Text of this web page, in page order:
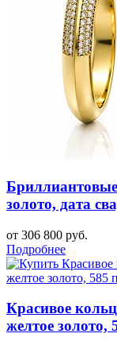
золото, дата
от 306 800 руб.
Подробнее
Красивое
желтое золото,